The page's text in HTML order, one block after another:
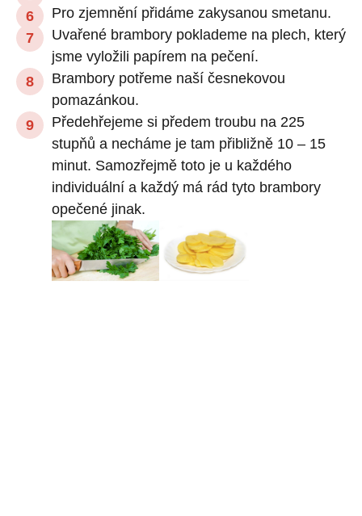
Pro zjemnění přidáme zakysanou smetanu.
Uvařené brambory poklademe na plech, který
jsme vyložili papírem na pečení.
Brambory potřeme naší česnekovou
pomazánkou.
Předehřejeme si předem troubu na 225
stupňů a necháme je tam přibližně 10 – 15
minut. Samozřejmě toto je u každého
individuální a každý má rád tyto brambory
opečené jinak.